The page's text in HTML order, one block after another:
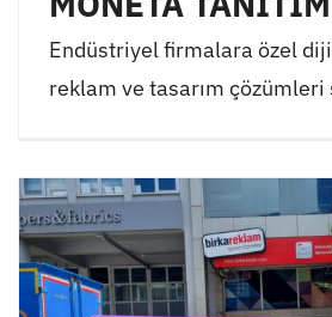
Endüstriyel firmalara özel
reklam ve tasarım çözümleri